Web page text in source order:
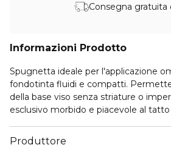
Consegna gratuita
Informazioni Prodotto
Spugnetta ideale per l'applicazione
fondotinta fluidi e compatti.
della base viso senza striature o imperfezioni. Il materiale
esclusivo morbido e piacevole al tatto fonde il prodotto con
Produttore